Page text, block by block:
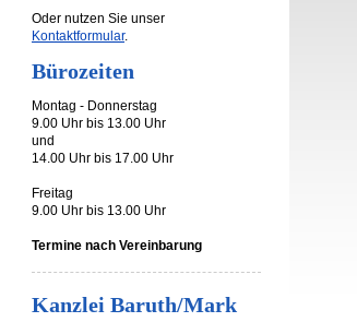
Oder nutzen Sie unser
Kontaktformular.
Bürozeiten
Montag - Donnerstag
9.00 Uhr bis 13.00 Uhr
und
14.00 Uhr bis 17.00 Uhr
Freitag
9.00 Uhr bis 13.00 Uhr
Termine nach Vereinbarung
Kanzlei Baruth/Mark